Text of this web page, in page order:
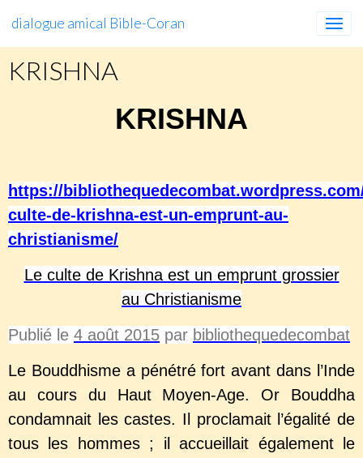
dialogue amical Bible-Coran
KRISHNA
KRISHNA
https://
culte-de-krishna-est-un-emprunt-au-
christianisme/
Le culte de Krishna est un emprunt grossier
au Christianisme
Publié le 4 août 2015 par bibliothequedecombat
Le Bouddhisme a pénétré fort avant dans l’Inde
au cours du Haut Moyen-Age. Or Bouddha
condamnait les castes. Il proclamait l’égalité de
tous les hommes ; il accueillait également le